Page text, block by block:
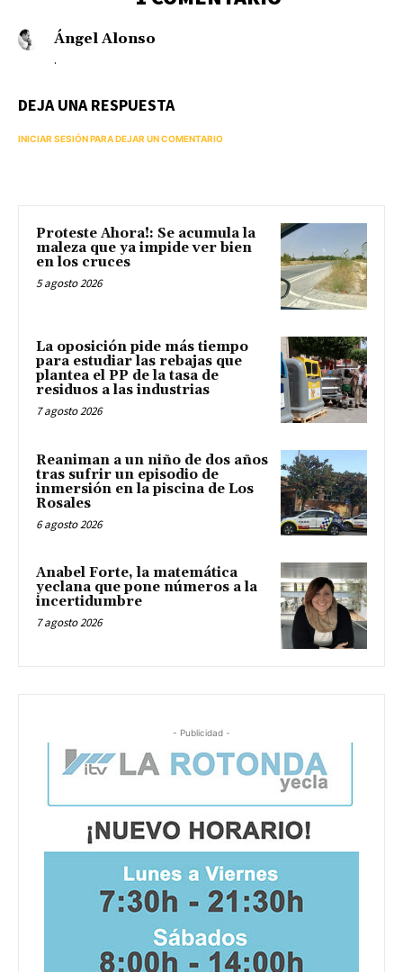
Ángel Alonso
.
DEJA UNA RESPUESTA
INICIAR SESIÓN PARA DEJAR UN COMENTARIO
Proteste Ahora!: Se acumula la
maleza que ya impide ver bien
en los cruces
5 agosto 2026
La oposición pide más tiempo
para estudiar las rebajas que
plantea el PP de la tasa de
residuos a las industrias
7 agosto 2026
Reaniman a un niño de dos años
tras sufrir un episodio de
inmersión en la piscina de Los
Rosales
6 agosto 2026
Anabel Forte, la matemática
yeclana que pone números a la
incertidumbre
7 agosto 2026
- Publicidad -